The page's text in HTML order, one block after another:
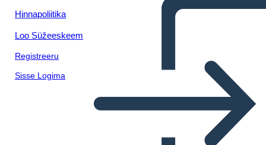
Hinnapoliitika
Loo Süžeeskeem
Registreeru
Sisse Logima